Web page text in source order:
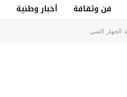
فن وثقافة أخبار وطنية
الفني